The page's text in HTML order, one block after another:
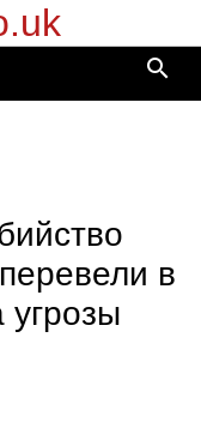
search
в
угрозы